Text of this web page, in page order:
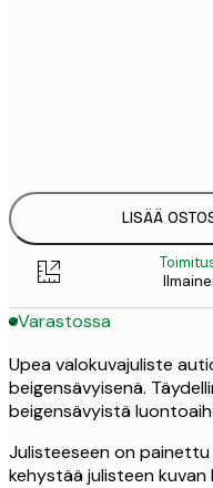
LISÄÄ
Varastossa
Upea valokuvajuliste
beigensävyisenä.
beigensävyistä
Julisteeseen on painettu
kehystää julisteen